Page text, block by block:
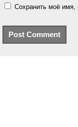
Сохранить моё имя,